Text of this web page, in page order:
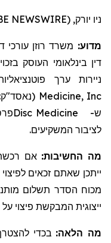
ניו יורק, June 03, 2026 (GLOBE NEWSWIRE) --
מדוע: משרד רוזן עורכי
דין בינלאומי העוסק
ניירות ערך
Medicine, Inc (נאסד"ק:
ש-
Disc Medicine
לציבור המשקיעים.
מה החשיבות: אם
ייתכן שאתם זכאים
מכוח הסדר תשלום
ייצוגית המבקשת פיצוי
מה הלאה: בכדי